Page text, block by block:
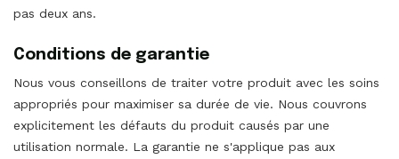
pas deux ans.
Conditions de garantie
Nous vous conseillons de traiter votre produit avec les soins
appropriés pour maximiser sa durée de vie. Nous couvrons
explicitement les défauts du produit causés par une
utilisation normale. La garantie ne s'applique pas aux